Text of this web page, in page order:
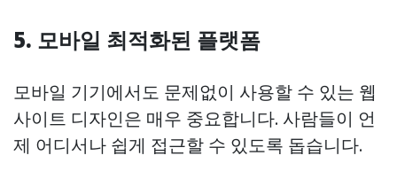
5. 모바일 최적화된 플랫폼
모바일 기기에서도 문제없이 사용할 수 있는 웹
사이트 디자인은 매우 중요합니다. 사람들이 언
제 어디서나 쉽게 접근할 수 있도록 돕습니다.